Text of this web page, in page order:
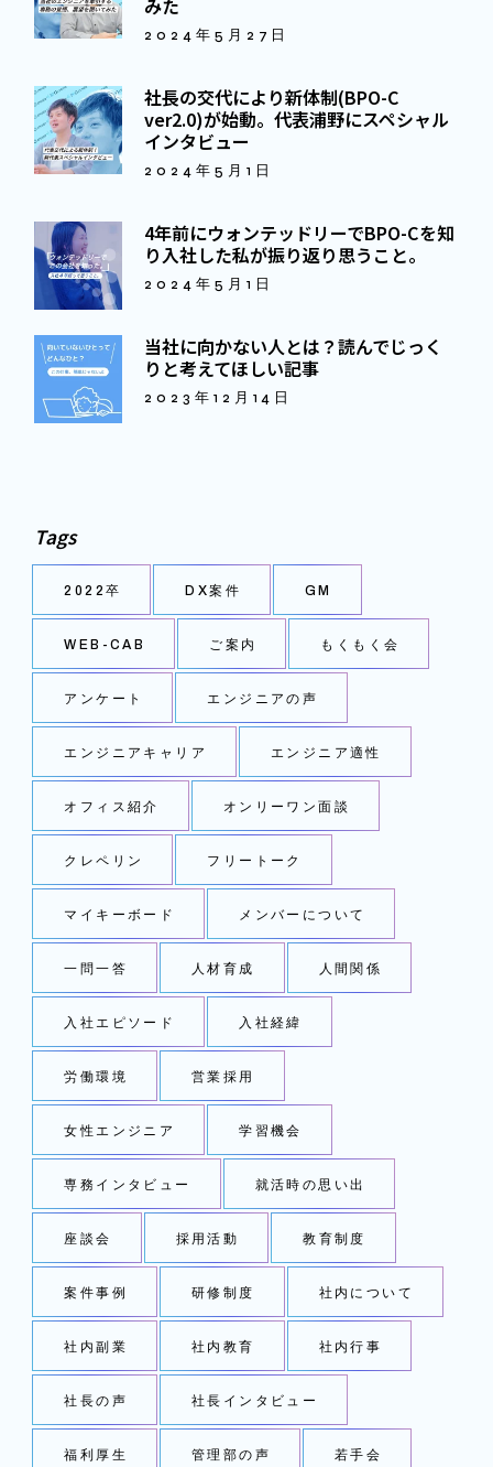
みた
2024年5月27日
社長の交代により新体制(BPO-C
ver2.0)が始動。代表浦野にスペシャル
インタビュー
2024年5月1日
4年前にウォンテッドリーでBPO-Cを知
り入社した私が振り返り思うこと。
2024年5月1日
当社に向かない人とは？読んでじっく
りと考えてほしい記事
2023年12月14日
Tags
2022卒 DX案件 GM
WEB-CAB ご案内 もくもく会
アンケート エンジニアの声
エンジニアキャリア エンジニア適性
オフィス紹介 オンリーワン面談
クレペリン フリートーク
マイキーボード メンバーについて
一問一答 人材育成 人間関係
入社エピソード 入社経緯
労働環境 営業採用
女性エンジニア 学習機会
専務インタビュー 就活時の思い出
座談会 採用活動 教育制度
案件事例 研修制度 社内について
社内副業 社内教育 社内行事
社長の声 社長インタビュー
福利厚生 管理部の声 若手会